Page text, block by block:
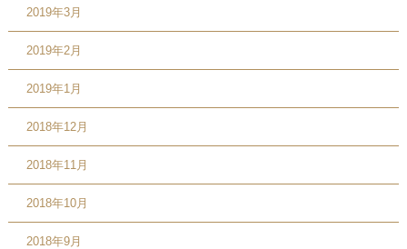
2019年3月
2019年2月
2019年1月
2018年12月
2018年11月
2018年10月
2018年9月